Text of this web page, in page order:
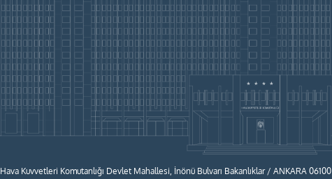
Hava Kuvvetleri Komutanlığı Devlet Mahallesi, İnönü Bulvarı Bakanlıklar / ANKARA 06100